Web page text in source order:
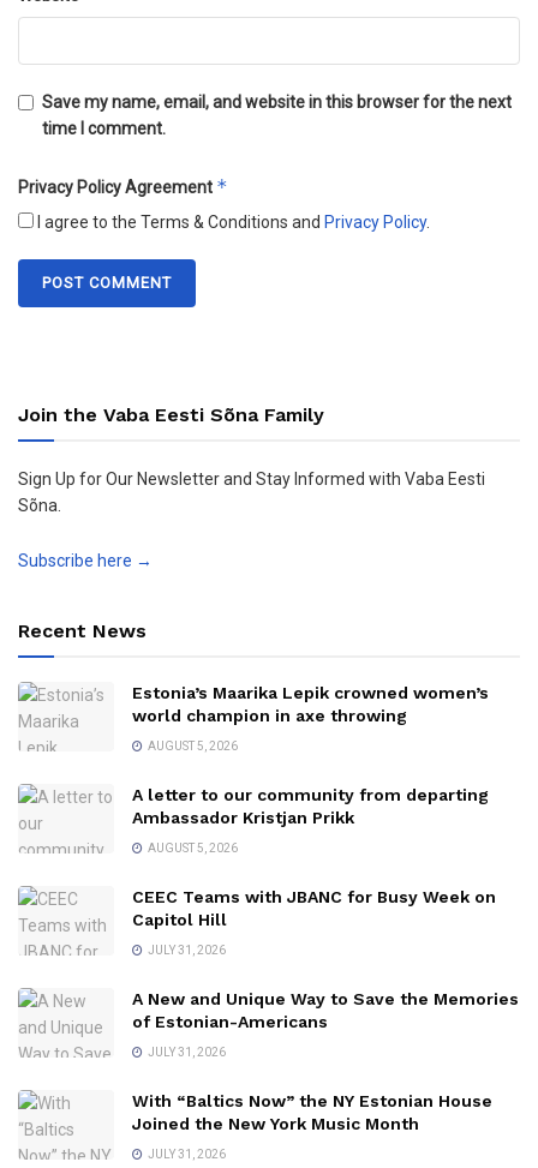
Save my name, email, and website in this browser for the next
time I comment.
Privacy Policy Agreement *
I agree to the Terms & Conditions and Privacy Policy.
Join the Vaba Eesti Sõna Family
Sign Up for Our Newsletter and Stay Informed with Vaba Eesti
Sõna.
Subscribe here →
Recent News
Estonia’s Maarika Lepik crowned women’s
world champion in axe throwing
AUGUST 5, 2026
A letter to our community from departing
Ambassador Kristjan Prikk
AUGUST 5, 2026
CEEC Teams with JBANC for Busy Week on
Capitol Hill
JULY 31, 2026
A New and Unique Way to Save the Memories
of Estonian-Americans
JULY 31, 2026
With “Baltics Now” the NY Estonian House
Joined the New York Music Month
JULY 31, 2026